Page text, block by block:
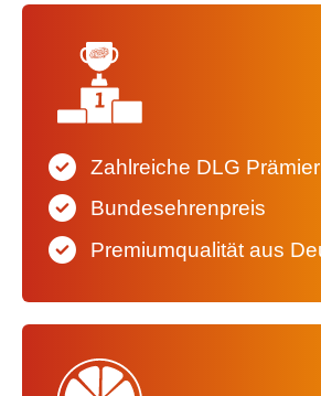
Zahlreiche DLG
Bundesehrenpreis
Premiumqualität aus